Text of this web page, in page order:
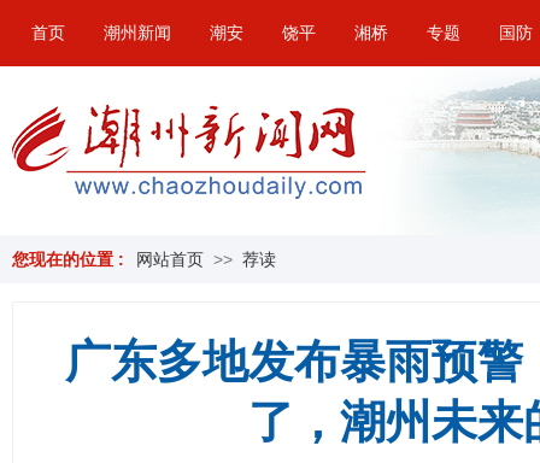
首页 潮州新闻 潮安 饶平 湘桥 专题 国防
您现在的位置 : 网站首页 >> 荐读
广东多地发布暴雨预
了，潮州未